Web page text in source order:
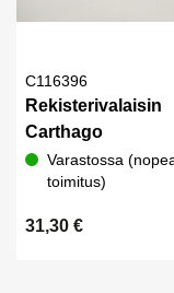
C116396
Rekisterivalaisin
Carthago
Varastossa
toimitus)
31,30 €